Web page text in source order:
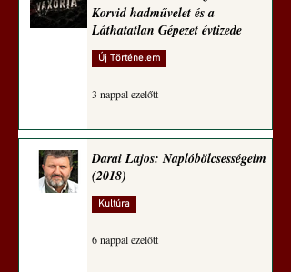
Korvid hadművelet és a
Láthatatlan Gépezet évtizede
Új Történelem
3 nappal ezelőtt
Darai Lajos: Naplóbölcsességeim
(2018)
Kultúra
6 nappal ezelőtt